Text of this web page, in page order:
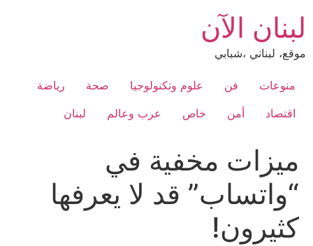
content
لبنان الآن
موقع، لبناني ،شبابي
منوعات فن علوم وتكنولوجيا صحة
رياضة
اقتصاد
أمن خاص عرب وعالم لبنان
ميزات مخفية في
“واتساب” قد لا يعرفها
كثيرون!